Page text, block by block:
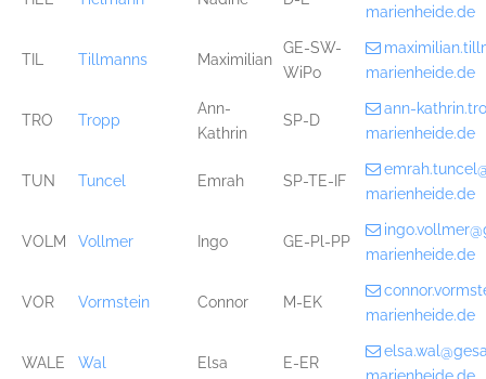
marienheide.de
TIL Tillmanns Maximilian
GE-SW-
WiPo
marienheide.de
TRO Tropp
Ann-
Kathrin
SP-D
ann-
marienheide.de
TUN Tuncel Emrah SP-TE-IF
marienheide.de
VOLM Vollmer Ingo GE-Pl-PP
marienheide.de
VOR Vormstein Connor M-EK
marienheide.de
WALE Wal Elsa E-ER